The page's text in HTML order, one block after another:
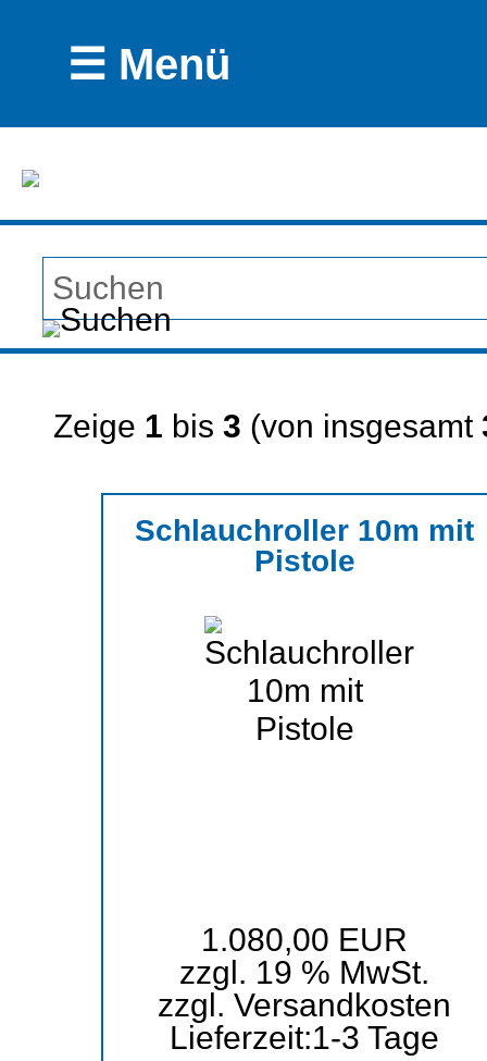
☰ Menü
Zeige 1 bis 3 (von insgesamt
Schlauchroller 10m mit
Pistole
1.080,00 EUR
zzgl. 19 % MwSt.
zzgl.Versandkosten
Lieferzeit:1-3 Tage